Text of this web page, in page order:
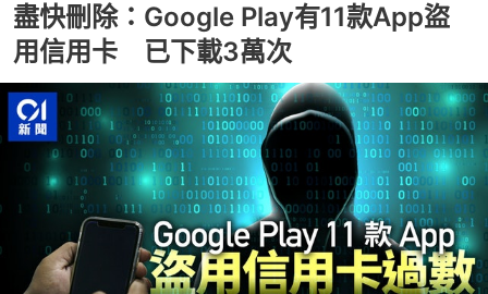
盡快刪除：Google Play有11款App盜
用信用卡 已下載3萬次